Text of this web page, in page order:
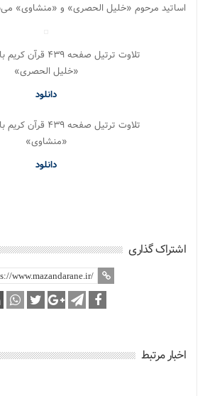
اساتید مرحوم «خلیل الحصری» و «منشاوی»
تلاوت ترتیل صفحه
«خلیل الحصری»
دانلود
تلاوت ترتیل صفحه
«منشاوی»
دانلود
اشتراک گذاری
اخبار مرتبط